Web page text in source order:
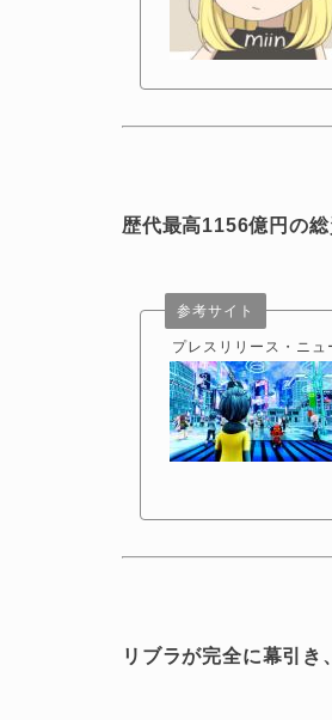
歴代最高1156億円の
プレスリリース・ニ
参考サイト
リブラが完全に幕引